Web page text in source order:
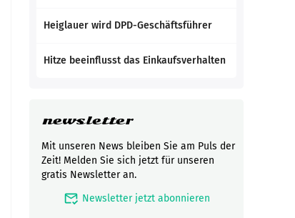
Heiglauer wird DPD-Geschäftsführer
Hitze beeinflusst das Einkaufsverhalten
newsletter
Mit unseren News bleiben Sie am Puls der
Zeit! Melden Sie sich jetzt für unseren
gratis Newsletter an.
mark_email_read Newsletter jetzt abonnieren